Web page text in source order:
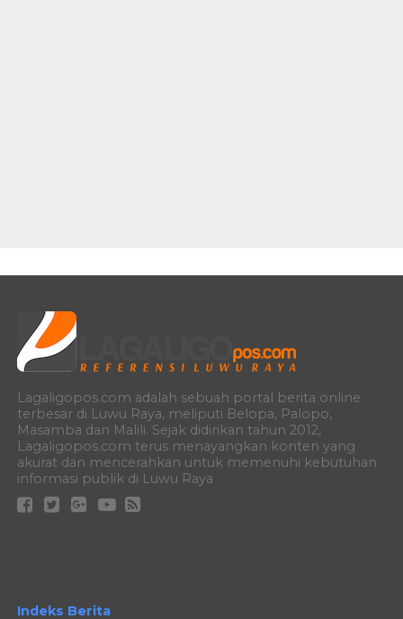
Lagaligopos.com adalah sebuah portal berita online
terbesar di Luwu Raya, meliputi Belopa, Palopo,
Masamba dan Malili. Sejak didirikan tahun 2012,
Lagaligopos.com terus menayangkan konten yang
akurat dan mencerahkan untuk memenuhi kebutuhan
informasi publik di Luwu Raya
Indeks Berita